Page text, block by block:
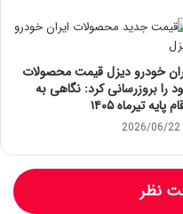
خودرو دیزل قیمت محصولات
را بروزرسانی کرد: نگاهی به
پایه تیرماه ۱۴۰۵
2026/06/22
نظر